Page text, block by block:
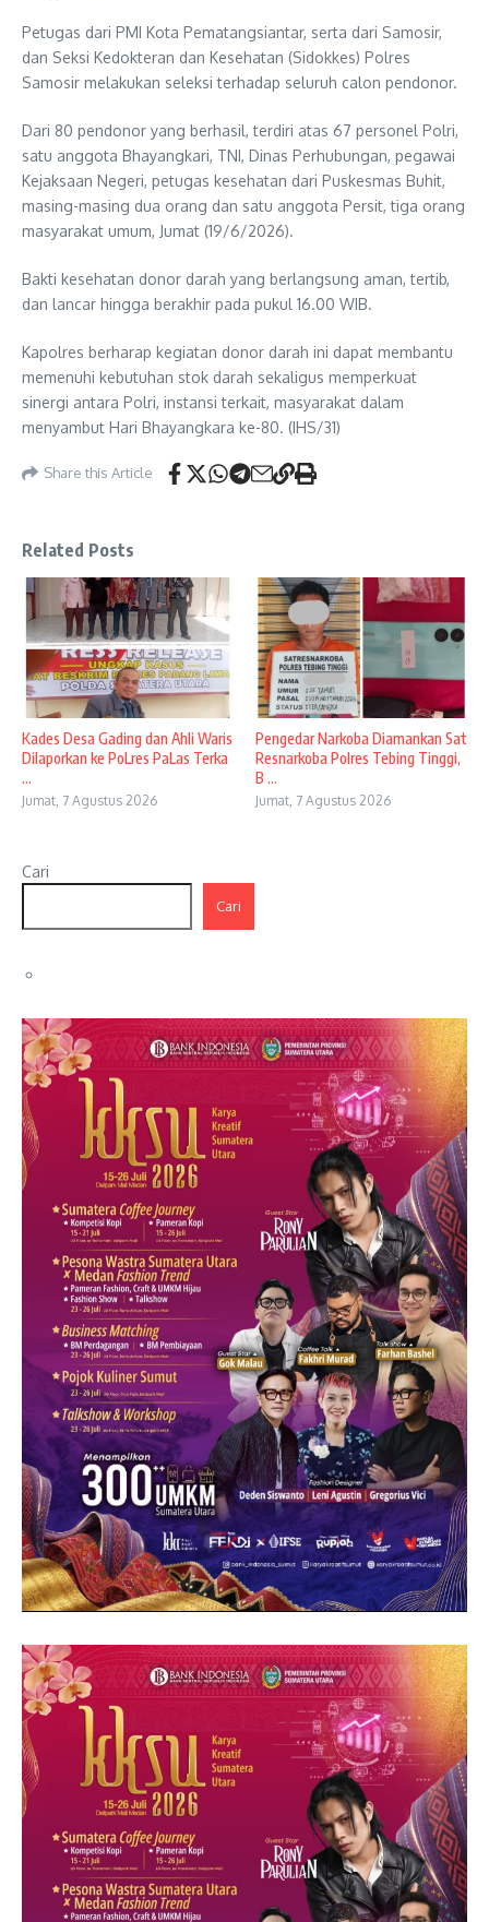
Petugas dari PMI Kota Pematangsiantar, serta dari Samosir,
dan Seksi Kedokteran dan Kesehatan (Sidokkes) Polres
Samosir melakukan seleksi terhadap seluruh calon pendonor.
Dari 80 pendonor yang berhasil, terdiri atas 67 personel Polri,
satu anggota Bhayangkari, TNI, Dinas Perhubungan, pegawai
Kejaksaan Negeri, petugas kesehatan dari Puskesmas Buhit,
masing-masing dua orang dan satu anggota Persit, tiga orang
masyarakat umum, Jumat (19/6/2026).
Bakti kesehatan donor darah yang berlangsung aman, tertib,
dan lancar hingga berakhir pada pukul 16.00 WIB.
Kapolres berharap kegiatan donor darah ini dapat membantu
memenuhi kebutuhan stok darah sekaligus memperkuat
sinergi antara Polri, instansi terkait, masyarakat dalam
menyambut Hari Bhayangkara ke-80. (IHS/31)
Share this Article
Related Posts
Kades Desa Gading dan Ahli Waris
Dilaporkan ke PoLres PaLas Terka
...
Jumat, 7 Agustus 2026
Pengedar Narkoba Diamankan Sat
Resnarkoba Polres Tebing Tinggi,
B ...
Jumat, 7 Agustus 2026
Cari
Cari